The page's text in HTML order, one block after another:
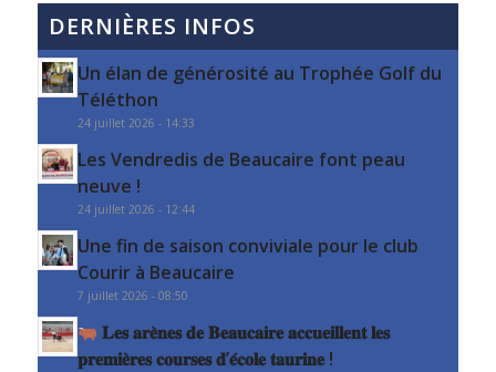
DERNIÈRES INFOS
Un élan de générosité au Trophée Golf du
Téléthon
24 juillet 2026 - 14:33
Les Vendredis de Beaucaire font peau
neuve !
24 juillet 2026 - 12:44
Une fin de saison conviviale pour le club
Courir à Beaucaire
7 juillet 2026 - 08:50
𝐋𝐞𝐬 𝐚𝐫𝐞̀𝐧𝐞𝐬 𝐝𝐞 𝐁𝐞𝐚𝐮𝐜𝐚𝐢𝐫𝐞 𝐚𝐜𝐜𝐮𝐞𝐢𝐥𝐥𝐞𝐧𝐭 𝐥𝐞𝐬
𝐩𝐫𝐞𝐦𝐢𝐞̀𝐫𝐞𝐬 𝐜𝐨𝐮𝐫𝐬𝐞𝐬 𝐝’𝐞́𝐜𝐨𝐥𝐞 𝐭𝐚𝐮𝐫𝐢𝐧𝐞 !